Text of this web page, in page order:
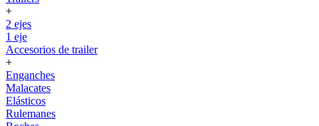
+
2 ejes
1 eje
Accesorios de trailer
+
Enganches
Malacates
Elásticos
Rulemanes